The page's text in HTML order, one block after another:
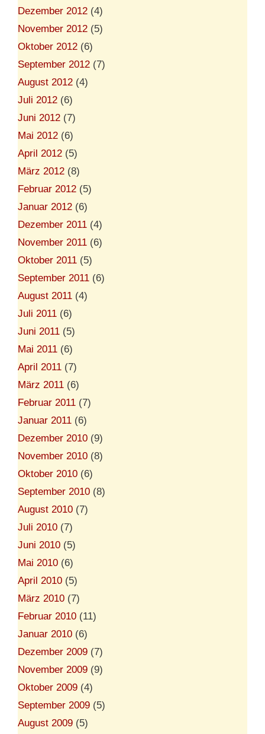
Dezember 2012 (4)
November 2012 (5)
Oktober 2012 (6)
September 2012 (7)
August 2012 (4)
Juli 2012 (6)
Juni 2012 (7)
Mai 2012 (6)
April 2012 (5)
März 2012 (8)
Februar 2012 (5)
Januar 2012 (6)
Dezember 2011 (4)
November 2011 (6)
Oktober 2011 (5)
September 2011 (6)
August 2011 (4)
Juli 2011 (6)
Juni 2011 (5)
Mai 2011 (6)
April 2011 (7)
März 2011 (6)
Februar 2011 (7)
Januar 2011 (6)
Dezember 2010 (9)
November 2010 (8)
Oktober 2010 (6)
September 2010 (8)
August 2010 (7)
Juli 2010 (7)
Juni 2010 (5)
Mai 2010 (6)
April 2010 (5)
März 2010 (7)
Februar 2010 (11)
Januar 2010 (6)
Dezember 2009 (7)
November 2009 (9)
Oktober 2009 (4)
September 2009 (5)
August 2009 (5)